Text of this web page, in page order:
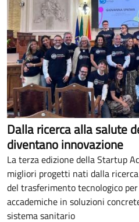
Dalla ricerca alla salute
diventano innovazione
La terza edizione della Startup
migliori progetti nati dalla
del trasferimento tecnologico
accademiche in soluzioni
sistema sanitario